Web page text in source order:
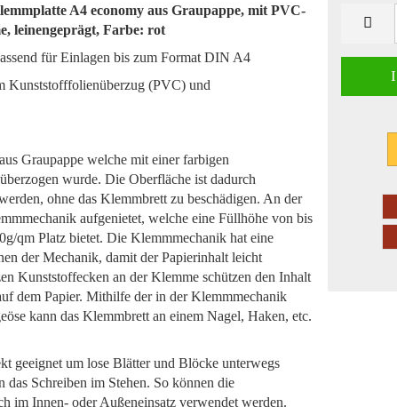
Stück
A4 economy aus Graupappe, mit PVC-
leinengeprägt, Farbe: rot
für Einlagen bis zum Format DIN A4
Kunststofffolienüberzug (PVC) und
Graupappe welche mit einer farbigen
wurde. Die Oberfläche ist dadurch
ohne das Klemmbrett zu beschädigen. An der
aufgenietet, welche eine Füllhöhe von bis
qm Platz bietet. Die Klemmmechanik hat eine
der Mechanik, damit der Papierinhalt leicht
Kunststoffecken an der Klemme schützen den Inhalt
dem Papier. Mithilfe der in der Klemmmechanik
kann das Klemmbrett an einem Nagel, Haken, etc.
geeignet um lose Blätter und Blöcke unterwegs
das Schreiben im Stehen. So können die
im Innen- oder Außeneinsatz verwendet werden.